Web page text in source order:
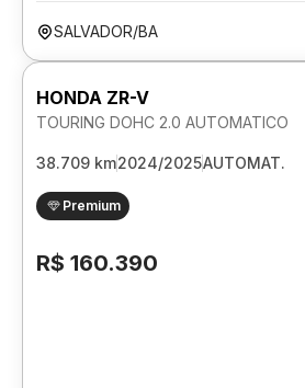
SALVADOR/BA
HONDA ZR-V
TOURING DOHC 2.0 AUTOMATICO
38.709 km2024/2025AUTOMAT.
Premium
R$ 160.390